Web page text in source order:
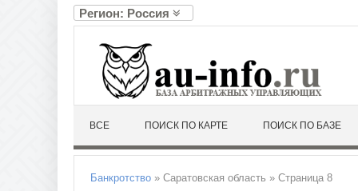
Регион: Россия
А
Алтайский край
Амурская область
Архангельская область
Астраханская область
Белгородская область
М
ВСЕ ПОИСК ПО КАРТЕ ПОИСК ПО БАЗЕ
Банкротство » Саратовская область » Страница 8